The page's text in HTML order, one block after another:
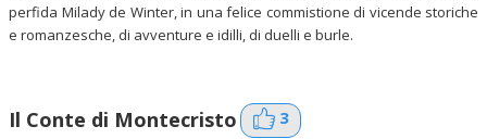
perfida Milady de Winter, in una felice commistione di vicende storiche
e romanzesche, di avventure e idilli, di duelli e burle.
Il Conte di Montecristo 3